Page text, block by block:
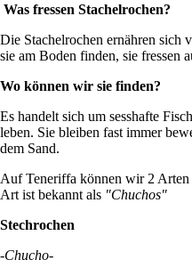
Was fressen Stachelrochen?
Die Stachelrochen ernähren sich
sie am Boden finden, sie fressen
Wo können wir sie finden?
Es handelt sich um sesshafte
leben. Sie bleiben fast immer
dem Sand.
Auf Teneriffa können wir 2
Art ist bekannt als "Chuchos"
Stechrochen
-Chucho-